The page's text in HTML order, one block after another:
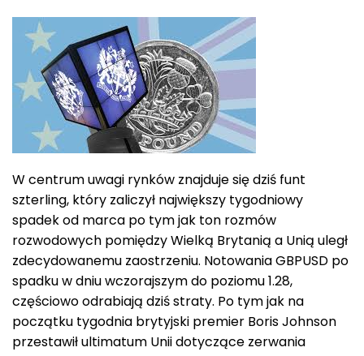
W centrum uwagi rynków znajduje się dziś funt
szterling, który zaliczył największy tygodniowy
spadek od marca po tym jak ton rozmów
rozwodowych pomiędzy Wielką Brytanią a Unią uległ
zdecydowanemu zaostrzeniu. Notowania GBPUSD po
spadku w dniu wczorajszym do poziomu 1.28,
częściowo odrabiają dziś straty. Po tym jak na
początku tygodnia brytyjski premier Boris Johnson
przestawił ultimatum Unii dotyczące zerwania